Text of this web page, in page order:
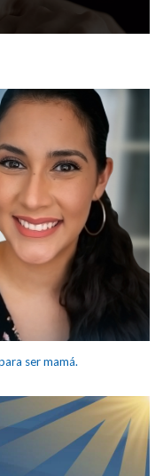
ser mamá.